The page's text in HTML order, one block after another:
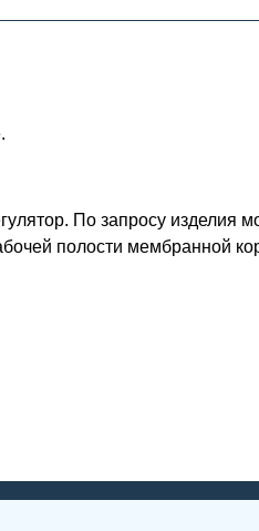
По запросу изделия
полости мембранной